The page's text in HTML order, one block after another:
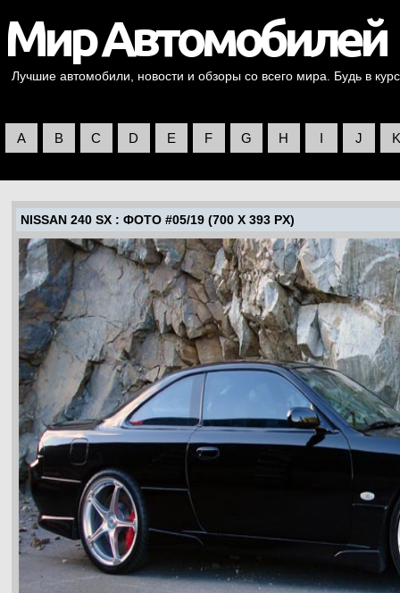
Лучшие автомобили, новости и обзоры со всего мира. Будь в
A B C D E F G H I J K
NISSAN 240 SX : ФОТО #05/19 (700 X 393 PX)